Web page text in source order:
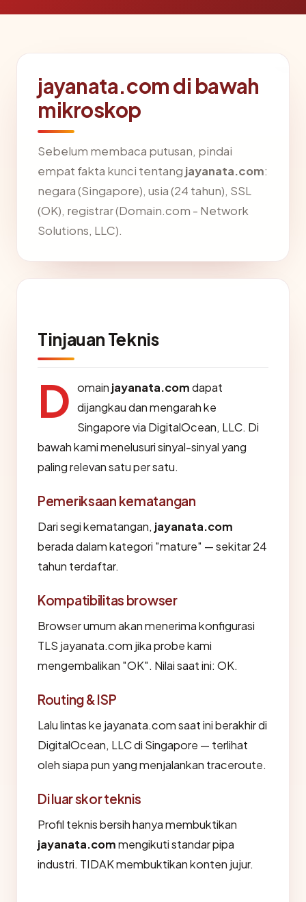
jayanata.com di bawah
mikroskop
Sebelum membaca putusan, pindai
empat fakta kunci tentang jayanata.com:
negara (Singapore), usia (24 tahun), SSL
(OK), registrar (Domain.com - Network
Solutions, LLC).
Tinjauan Teknis
D omain jayanata.comdapat
dijangkau dan mengarah ke
Singapore via DigitalOcean, LLC. Di
bawah kami menelusuri sinyal-sinyal yang
paling relevan satu per satu.
Pemeriksaan kematangan
Dari segi kematangan, jayanata.com
berada dalam kategori "mature" — sekitar 24
tahun terdaftar.
Kompatibilitas browser
Browser umum akan menerima konfigurasi
TLS jayanata.com jika probe kami
mengembalikan "OK". Nilai saat ini: OK.
Routing & ISP
Lalu lintas ke jayanata.com saat ini berakhir di
DigitalOcean, LLC di Singapore — terlihat
oleh siapa pun yang menjalankan traceroute.
Di luar skor teknis
Profil teknis bersih hanya membuktikan
jayanata.commengikuti standar pipa
industri. TIDAK membuktikan konten jujur.